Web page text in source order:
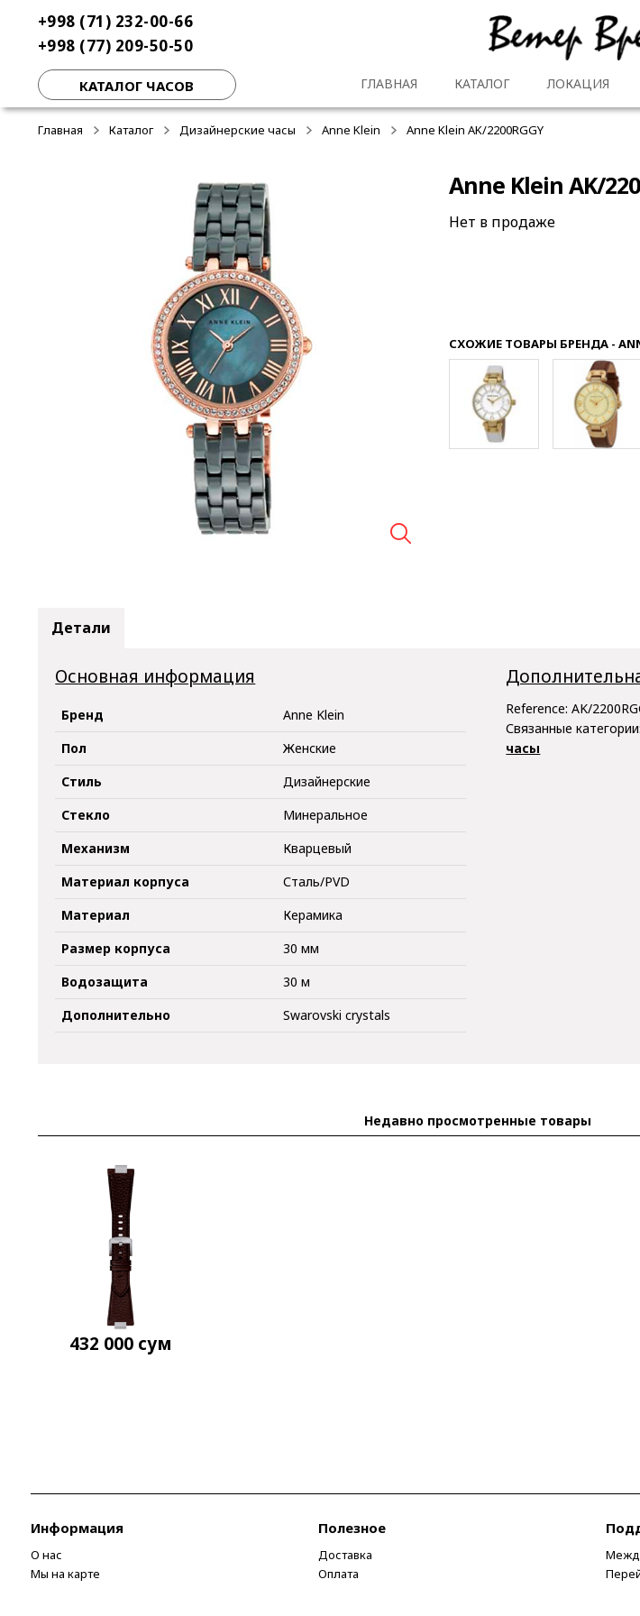
навигации
содержимому
+998 (71) 232-00-66
+998 (77) 209-50-50
КАТАЛОГ ЧАСОВ ГЛАВНАЯ КАТАЛОГ ЛОКАЦИЯ
Главная Каталог Дизайнерские часы Anne Klein Anne Klein AK/2200RGGY
Anne Klein AK/
Нет в продаже
СХОЖИЕ ТОВАРЫ БРЕНДА -
Детали
Основная информация
Бренд
Anne Klein
Пол
Женские
Стиль
Дизайнерские
Стекло
Минеральное
Механизм
Кварцевый
Материал корпуса
Сталь/PVD
Материал
Керамика
Размер корпуса
30 мм
Водозащита
30 м
Дополнительно
Swarovski crystals
Reference:AK/
Связанные
часы
Недавно просмотренные товары
432 000 сум
-50%
-50%
-50%
Информация
О нас
Мы на карте
Полезное
Доставка
Оплата